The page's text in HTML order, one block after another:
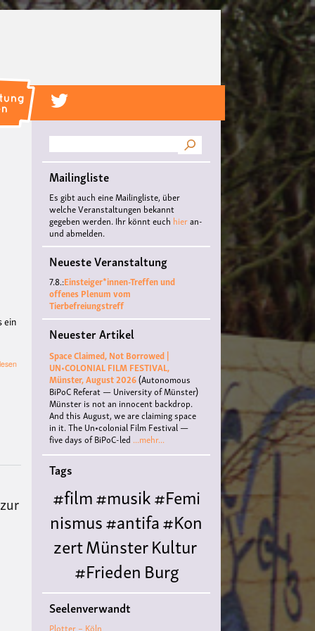
ein
Hansafest
Suche
Mailingliste
Es gibt auch eine Mailingliste, über
welche Veranstaltungen bekannt
gegeben werden. Ihr könnt euch hieran-
und abmelden.
Neueste Veranstaltung
7.8.:Einsteiger*innen-Treffen und
offenes Plenum vom
Tierbefreiungstreff
Neuester Artikel
Space Claimed, Not Borrowed |
UN•COLONIAL FILM FESTIVAL,
Münster, August 2026(Autonomous
BiPoC Referat — University of Münster)
Münster is not an innocent backdrop.
And this August, we are claiming space
in it. The Un•colonial Film Festival —
five days of BiPoC-led ...mehr...
Tags
#film#musik#Femi
nismus#antifa#Kon
zertMünsterKultur
#FriedenBurg
Hülshoffliteratur#
Queer#Workshop
Seelenverwandt
Plotter – Köln